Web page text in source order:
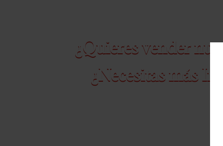
¿Quieres vender
¿Necesitas más